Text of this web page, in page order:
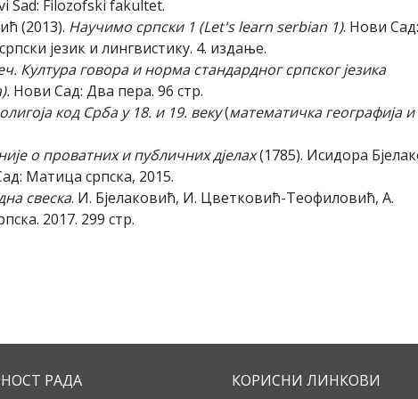
Sad: Filozofski fakultet.
(2013). Научимо српски 1 (Let's learn serbian 1). Нови Сад:
језик и лингвистику. 4. издање.
Култура говора и норма стандардног српског језика
Нови Сад: Два пера. 96 стр.
код Срба у 18. и 19. веку(математичка географија и
о проватних и публичних дјелах(1785). Исидора
Матица српска, 2015.
свеска. И. Бјелаковић, И. Цветковић-Теофиловић, А.
2017. 299 стр.
РАДА КОРИСНИ ЛИНКОВИ